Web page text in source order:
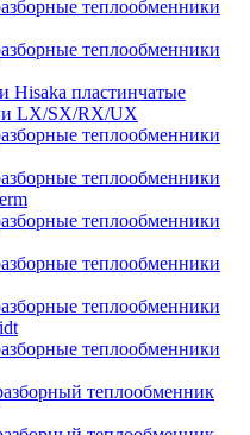
теплообменники
теплообменники
Hisaka пластинчатые
LX/SX/RX/UX
теплообменники
теплообменники
теплообменники
теплообменники
теплообменники
теплообменники
теплообменник